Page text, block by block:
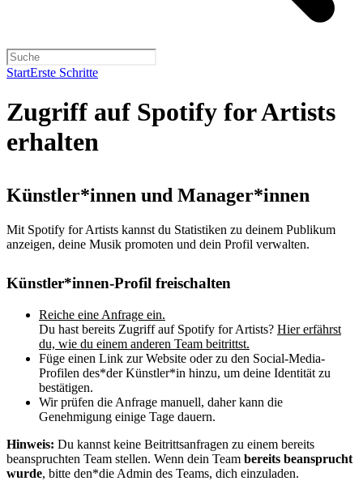
StartErste Schritte
Zugriff auf Spotify for Artists
erhalten
Künstler*innen und Manager*innen
Mit Spotify for Artists kannst du Statistiken zu deinem Publikum
anzeigen, deine Musik promoten und dein Profil verwalten.
Künstler*innen-Profil freischalten
Reiche eine Anfrage ein.
Du hast bereits Zugriff auf Spotify for Artists? Hier erfährst
du, wie du einem anderen Team beitrittst.
Füge einen Link zur Website oder zu den Social-Media-
Profilen des*der Künstler*in hinzu, um deine Identität zu
bestätigen.
Wir prüfen die Anfrage manuell, daher kann die
Genehmigung einige Tage dauern.
Hinweis: Du kannst keine Beitrittsanfragen zu einem bereits
beanspruchten Team stellen. Wenn dein Team bereits beansprucht
wurde, bitte den*die Admin des Teams, dich einzuladen.